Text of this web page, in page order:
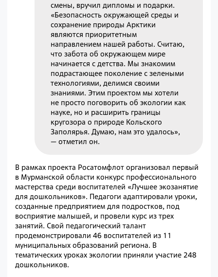
смены, вручил дипломы и подарки.
«Безопасность окружающей среды и
сохранение природы Арктики
являются приоритетным
направлением нашей работы. Считаю,
что забота об окружающем мире
начинается с детства. Мы знакомим
подрастающее поколение с зелеными
технологиями, делимся своими
знаниями. Этим проектом мы хотели
не просто поговорить об экологии как
науке, но и расширить границы
кругозора о природе Кольского
Заполярья. Думаю, нам это удалось»,
— отметил он.
В рамках проекта Росатомфлот организовал первый
в Мурманской области конкурс профессионального
мастерства среди воспитателей «Лучшее экозанятие
для дошкольников». Педагоги адаптировали уроки,
созданные предприятием для подростков, под
восприятие малышей, и провели курс из трех
занятий. Свой педагогический талант
продемонстрировали 46 воспитателей из 11
муниципальных образований региона. В
тематических уроках экологии приняли участие 248
дошкольников.